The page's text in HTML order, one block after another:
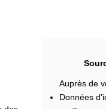
Auprès de
Données